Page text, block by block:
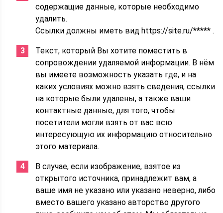
содержащие данные, которые необходимо
удалить.
Ссылки должны иметь вид https://site.ru/***** .
Текст, который Вы хотите поместить в
сопровождении удаляемой информации. В нём
вы имеете возможность указать где, и на
каких условиях можно взять сведения, ссылки
на которые были удалены, а также ваши
контактные данные, для того, чтобы
посетители могли взять от вас всю
интересующую их информацию относительно
этого материала.
В случае, если изображение, взятое из
открытого источника, принадлежит вам, а
ваше имя не указано или указано неверно, либо
вместо вашего указано авторство другого